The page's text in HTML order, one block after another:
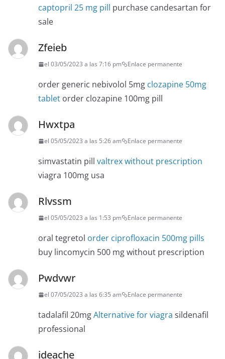
captopril 25 mg pill purchase candesartan for
sale
Zfeieb
el 03/05/2023 a las 7:16 pm Enlace permanente
order generic nebivolol 5mg clozapine 50mg
tablet order clozapine 100mg pill
Hwxtpa
el 05/05/2023 a las 5:26 am Enlace permanente
simvastatin pill valtrex without prescription
viagra 100mg usa
Rlvssm
el 05/05/2023 a las 1:53 pm Enlace permanente
oral tegretol order ciprofloxacin 500mg pills
buy lincomycin 500 mg without prescription
Pwdvwr
el 07/05/2023 a las 6:35 am Enlace permanente
tadalafil 20mgAlternative for viagra sildenafil
professional
ideache